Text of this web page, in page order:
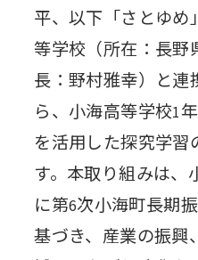
平、以下「さとゆめ
等学校（所在：長野
長：野村雅幸）と連
ら、小海高等学校1
を活用した探究学習
す。本取り組みは、
に第6次小海町長期
基づき、産業の振興